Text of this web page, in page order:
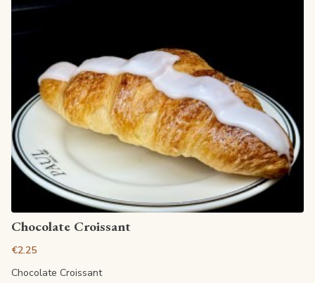
View article
Chocolate Croissant
€2.25
Chocolate Croissant